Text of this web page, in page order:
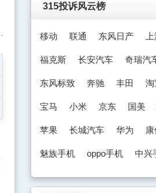
315投诉风云榜
移动 联通 东风日产
福克斯 长安汽车 奇瑞汽
东风标致 奔驰 丰田 淘
宝马 小米 京东 国美
苹果 长城汽车 华为
魅族手机 oppo手机 中兴
奥迪